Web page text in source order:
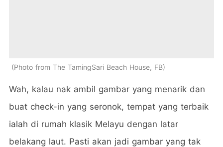
Photo from The TamingSari Beach House, FB
Wah, kalau nak ambil gambar yang menarik dan
buat check-in yang seronok, tempat yang terbaik
ialah di rumah klasik Melayu dengan latar
belakang laut. Pasti akan jadi gambar yang tak